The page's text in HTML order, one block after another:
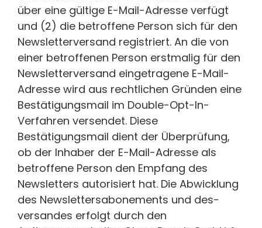
über eine gültige E-Mail-Adresse verfügt
und (2) die betroffene Person sich für den
Newsletterversand registriert. An die von
einer betroffenen Person erstmalig für den
Newsletterversand eingetragene E-Mail-
Adresse wird aus rechtlichen Gründen eine
Bestätigungsmail im Double-Opt-In-
Verfahren versendet. Diese
Bestätigungsmail dient der Überprüfung,
ob der Inhaber der E-Mail-Adresse als
betroffene Person den Empfang des
Newsletters autorisiert hat. Die Abwicklung
des Newslettersabonements und des-
versandes erfolgt durch den